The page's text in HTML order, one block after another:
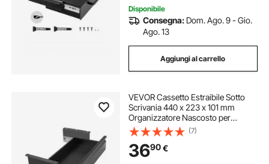
Disponibile
Consegna: Dom. Ago. 9 - Gio.
Ago. 13
Aggiungi al carrello
VEVOR Cassetto Estraibile Sotto
Scrivania 440 x 223 x 101 mm
Organizzatore Nascosto per
Riporre Oggetti sulla Scrivania,
Cassetto Portapenne Sotto Tavolo,
per Postazioni di Lavoro da Ufficio,
Nero
(7)
3690€